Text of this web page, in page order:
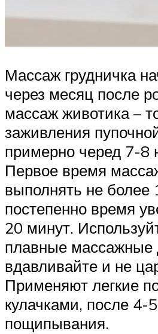
Массаж грудничка
через месяц после
массаж животика –
заживления
примерно черед 7-8
Первое время
выполнять не более
постепенно время
20 минут.
плавные массажные
вдавливайте и не
Применяют легкие
кулачками, после 4-
пощипывания.